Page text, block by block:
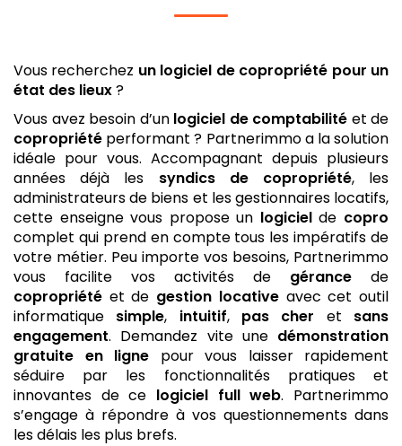
Vous recherchez un logiciel de copropriété pour un
état des lieux?
Vous avez besoin d’un logiciel de comptabilité et de
copropriété performant ? Partnerimmo a la solution
idéale pour vous. Accompagnant depuis plusieurs
années déjà les syndics de copropriété, les
administrateurs de biens et les gestionnaires locatifs,
cette enseigne vous propose un logicielde copro
complet qui prend en compte tous les impératifs de
votre métier. Peu importe vos besoins, Partnerimmo
vous facilite vos activités de gérance de
copropriété et de gestion locativeavec cet outil
informatique simple, intuitif, pas cher et sans
engagement. Demandez vite une démonstration
gratuite en ligne pour vous laisser rapidement
séduire par les fonctionnalités pratiques et
innovantes de ce logiciel full web. Partnerimmo
s’engage à répondre à vos questionnements dans
les délais les plus brefs.